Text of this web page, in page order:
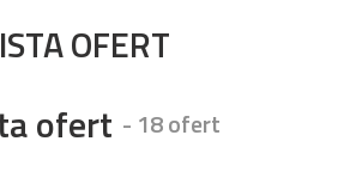
OFERT
ofert - 18 ofert